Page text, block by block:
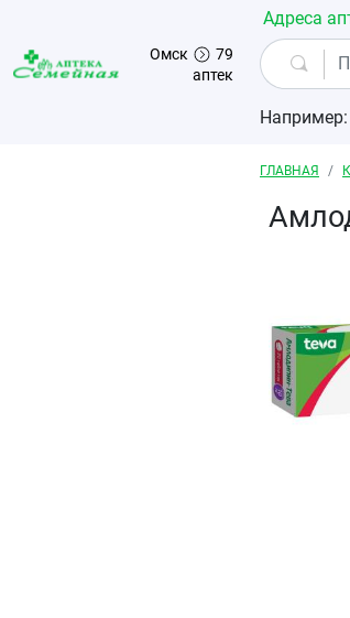
Перейти к основному содержанию
Омск
79
аптек
Адреса
Например:
ГЛАВНАЯ